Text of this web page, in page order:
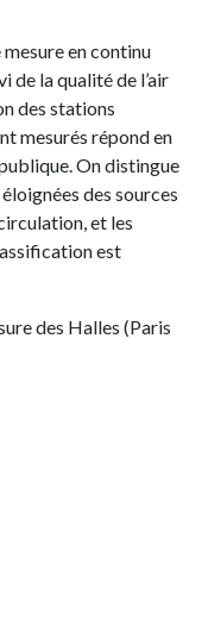
en continu
de la qualité de l’air
des stations
mesurés répond en
On distingue
des sources
et les
est
des Halles (Paris